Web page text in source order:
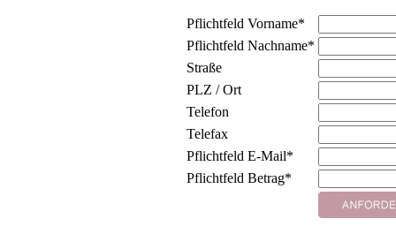
Pflichtfeld Vorname*
Pflichtfeld Nachname*
Straße
PLZ / Ort
Telefon
Telefax
Pflichtfeld E-Mail*
Pflichtfeld Betrag*